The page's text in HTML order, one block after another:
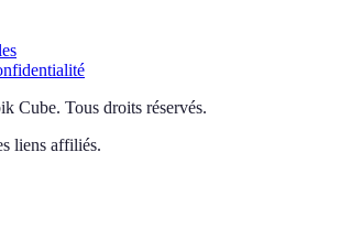
Cube. Tous droits réservés.
liens affiliés.